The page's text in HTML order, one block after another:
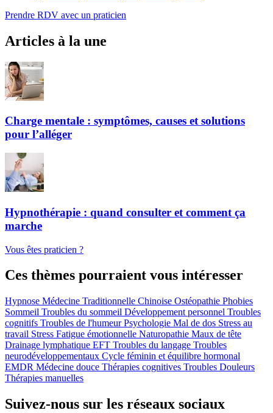
Prendre RDV avec un praticien
Articles à la une
Charge mentale : symptômes, causes et solutions
pour l’alléger
Hypnothérapie : quand consulter et comment ça
marche
Vous êtes praticien ?
Ces thèmes pourraient vous intéresser
Hypnose Médecine Traditionnelle Chinoise Ostéopathie Phobies
Sommeil Troubles du sommeil Développement personnel Troubles
cognitifs Troubles de l'humeurPsychologie Mal de dos Stress au
travail Stress Fatigue émotionnelle Naturopathie Maux de tête
Drainage lymphatique EFT Troubles du langage Troubles
neurodéveloppementaux Cycle féminin et équilibre hormonal
EMDR Médecine douce Thérapies cognitives Troubles Douleurs
Thérapies manuelles
Suivez-nous sur les réseaux sociaux